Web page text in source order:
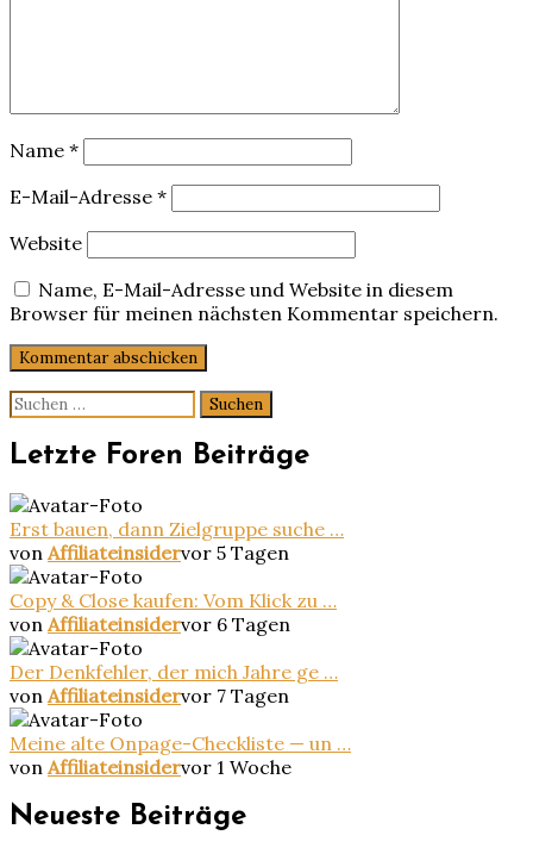
Name *
E-Mail-Adresse *
Website
Name, E-Mail-Adresse und Website in diesem
Browser für meinen nächsten Kommentar speichern.
Suchen
nach:
Letzte Foren Beiträge
Erst bauen, dann Zielgruppe suche …
von Affiliateinsidervor 5 Tagen
Copy & Close kaufen: Vom Klick zu …
von Affiliateinsidervor 6 Tagen
Der Denkfehler, der mich Jahre ge …
von Affiliateinsidervor 7 Tagen
Meine alte Onpage-Checkliste — un …
von Affiliateinsidervor 1 Woche
Neueste Beiträge